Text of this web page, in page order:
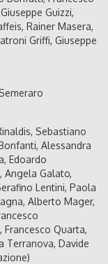
Guizzi,
Rainer Masera,
Griffi, Giuseppe
Sebastiano
Alessandra
Edoardo
Angela Galato,
Lentini, Paola
Alberto Mager,
Francesco Quarta,
Terranova, Davide